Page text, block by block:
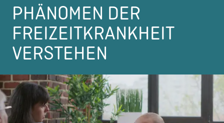
PHÄNOMEN DER
FREIZEITKRANKHEIT
VERSTEHEN